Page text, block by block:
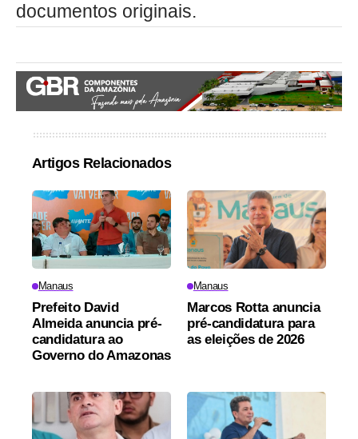
documentos originais.
Artigos Relacionados
Manaus
Prefeito David
Almeida anuncia pré-
candidatura ao
Governo do Amazonas
Manaus
Marcos Rotta anuncia
pré-candidatura para
as eleições de 2026